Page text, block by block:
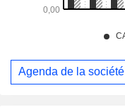
Agenda de la société